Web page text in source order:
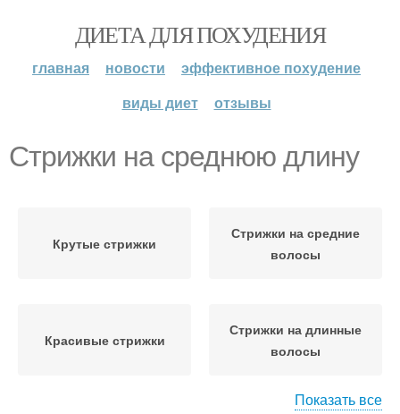
ДИЕТА ДЛЯ ПОХУДЕНИЯ
главная новости
эффективное похудение
виды диет
отзывы
Стрижки на среднюю длину
Крутые стрижки
Стрижки на средние
волосы
Красивые стрижки
Стрижки на длинные
волосы
Показать все